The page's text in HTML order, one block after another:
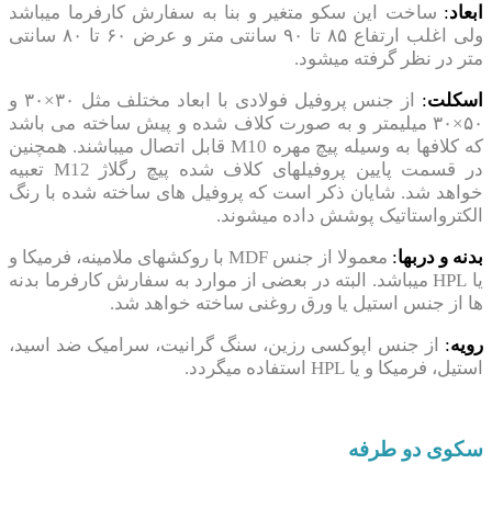
ابعاد: ساخت این سکو متغیر و بنا به سفارش کارفرما میباشد
ولی اغلب ارتفاع ۸۵ تا ۹۰ سانتی متر و عرض ۶۰ تا ۸۰ سانتی
متر در نظر گرفته میشود.
اسکلت:
از جنس پروفیل فولادی با ابعاد مختلف مثل ۳۰×۳۰ و
۵۰×۳۰ میلیمتر و به صورت کلاف شده و پیش ساخته می باشد
که کلافها به وسیله پیچ مهره M10 قابل اتصال میباشند. همچنین
در قسمت پایین پروفیلهای کلاف شده پیچ رگلاژ M12 تعبیه
خواهد شد. شایان ذکر است که پروفیل های ساخته شده با رنگ
الکترواستاتیک پوشش داده میشوند.
بدنه و دربها:
معمولا از جنس MDF با روکشهای ملامینه، فرمیکا و
یا HPL میباشد. البته در بعضی از موارد به سفارش کارفرما بدنه
ها از جنس استیل یا ورق روغنی ساخته خواهد شد.
رویه:
از جنس اپوکسی رزین، سنگ گرانیت، سرامیک ضد اسید،
استیل، فرمیکا و یا HPL استفاده میگردد.
سکوی دو طرفه